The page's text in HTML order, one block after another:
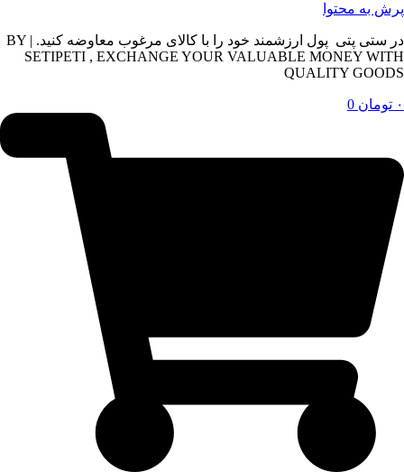
پرش به محتوا
در ستی پتی پول ارزشمند خود را با کالای مرغوب معاوضه کنید. | BY
SETIPETI , EXCHANGE YOUR VALUABLE MONEY WITH
QUALITY GOODS
۰ تومان 0